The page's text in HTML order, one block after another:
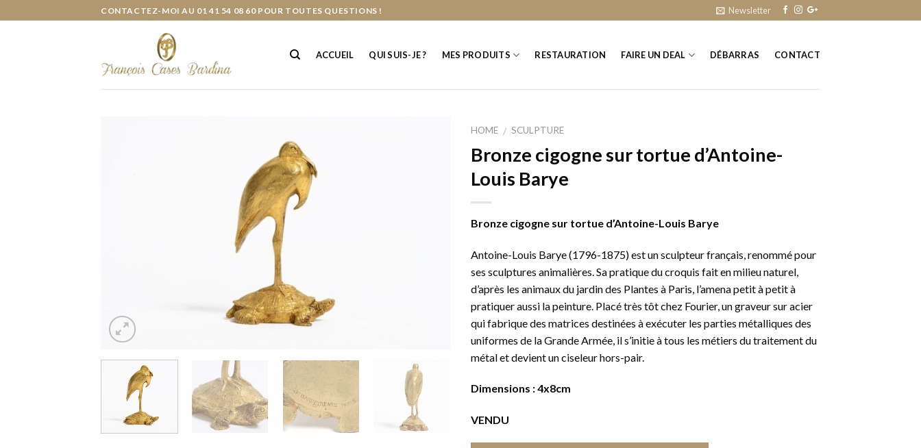
CONTACTEZ-MOI AU 01 41 54 08 60 POUR TOUTES QUESTIONS ! Newsletter
ACCUEIL QUI SUIS-JE ? MES PRODUITS RESTAURATION FAIRE UN DEAL DÉBARRAS CONTACT
HOME / SCULPTURE
Bronze cigogne sur tortue d’Antoine-
Louis Barye
Bronze cigogne sur tortue d’Antoine-Louis Barye
Antoine-Louis Barye (1796-1875) est un sculpteur français, renommé pour
ses sculptures animalières. Sa pratique du croquis fait en milieu naturel,
d’après les animaux du jardin des Plantes à Paris, l’amena petit à petit à
pratiquer aussi la peinture. Placé très tôt chez Fourier, un graveur sur acier
qui fabrique des matrices destinées à exécuter les parties métalliques des
uniformes de la Grande Armée, il s’initie à tous les métiers du traitement du
métal et devient un ciseleur hors-pair.
Dimensions : 4x8cm
VENDU